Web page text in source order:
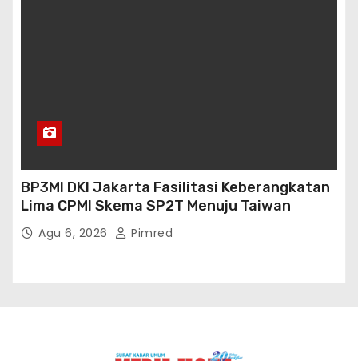
BP3MI DKI Jakarta Fasilitasi Keberangkatan
Lima CPMI Skema SP2T Menuju Taiwan
Agu 6, 2026 Pimred